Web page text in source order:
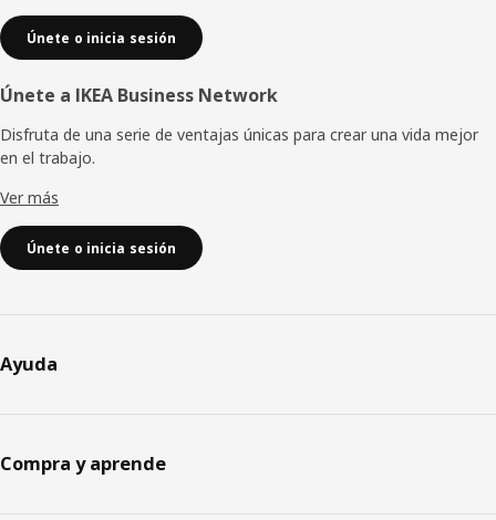
Únete o inicia sesión
Únete a IKEA Business Network
Disfruta de una serie de ventajas únicas para crear una vida mejor
en el trabajo.
Ver más
Únete o inicia sesión
Ayuda
Compra y aprende